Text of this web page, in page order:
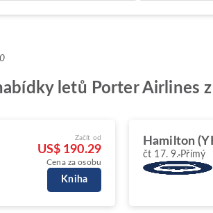
letů Porter Airlines
Začít od
US$ 190.29
Cena za osobu
Kniha
Hamilton
čt 17. 9. Přímý